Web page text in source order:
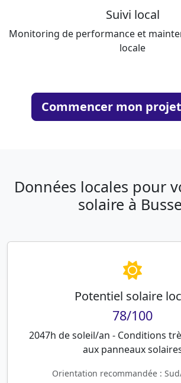
Suivi local
Monitoring de performance et
locale
Commencer mon
Données locales pour
solaire à
Potentiel solaire
78/100
2047h de soleil/an - Conditions
aux panneaux
Orientation recommandée :